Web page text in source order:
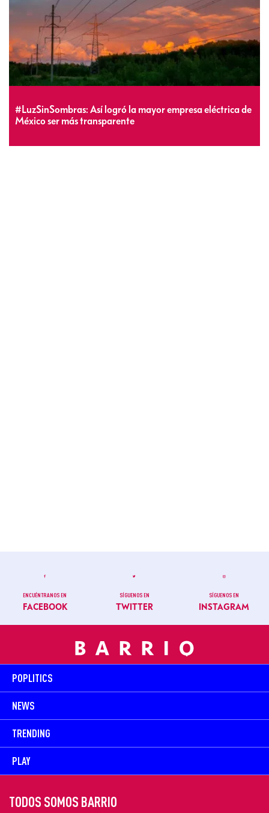
#LuzSinSombras: Así logró la mayor empresa eléctrica de
México ser más transparente
ENCUÉNTRANOS EN
FACEBOOK
SÍGUENOS EN
TWITTER
SÍGUENOS EN
INSTAGRAM
POPLITICS
NEWS
TRENDING
PLAY
TODOS SOMOS BARRIO